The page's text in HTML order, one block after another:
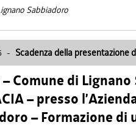
Sabbiadoro
- Scadenza della presentazione
Comune di Lignano
– presso
– Formazione di